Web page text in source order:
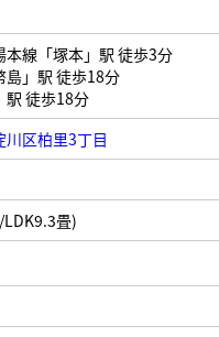
本線「塚本」駅 徒歩3分
島」駅 徒歩18分
駅 徒歩18分
川区柏里3丁目
畳)